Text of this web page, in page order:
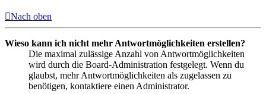
Nach oben
Wieso kann ich nicht mehr Antwortmöglichkeiten erstellen?
Die maximal zulässige Anzahl von Antwortmöglichkeiten
wird durch die Board-Administration festgelegt. Wenn du
glaubst, mehr Antwortmöglichkeiten als zugelassen zu
benötigen, kontaktiere einen Administrator.